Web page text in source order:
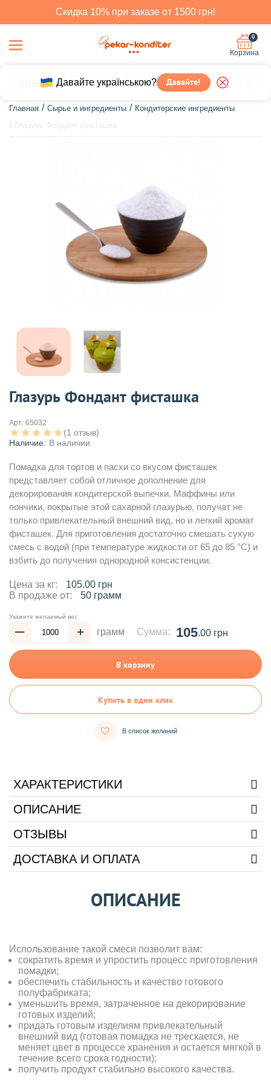
Скидка 10% при заказе от 1500 грн!
Давайте українською? Давайте!
0
Корзина
Главная Сырье и ингредиенты
Кондитерские ингредиенты
Глазурь Фондант фисташка
Арт: 65032
(1 отзыв)
Наличие: В наличии
Помадка для тортов и пасхи со вкусом фисташек
представляет собой отличное дополнение для
декорирования кондитерской выпечки. Маффины или
пончики, покрытые этой сахарной глазурью, получат не
только привлекательный внешний вид, но и легкий аромат
фисташек. Для приготовления достаточно смешать сухую
смесь с водой (при температуре жидкости от 65 до 85 °C) и
взбить до получения однородной консистенции.
Цена за кг:
105.00 грн
В продаже от:
50 грамм
Укажите желаемый вес
грамм Сумма: 105.00 грн
В корзину
Купить в один клик
В список желаний
ХАРАКТЕРИСТИКИ
ОПИСАНИЕ
ОТЗЫВЫ
ДОСТАВКА И ОПЛАТА
ОПИСАНИЕ
Использование такой смеси позволит вам:
сократить время и упростить процесс приготовления
помадки;
обеспечить стабильность и качество готового
полуфабриката;
уменьшить время, затраченное на декорирование
готовых изделий;
придать готовым изделиям привлекательный
внешний вид (готовая помадка не трескается, не
меняет цвет в процессе хранения и остается мягкой в
течение всего срока годности);
получить продукт стабильно высокого качества.